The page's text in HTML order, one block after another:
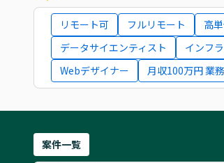
リモート可 フルリモート 高
データサイエンティスト
インフ
Webデザイナー
月収100万円 業
案件一覧